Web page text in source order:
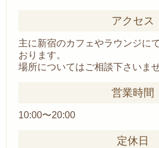
アクセス
主に新宿のカフェやラウンジに
おります。
場所についてはご相談下さいませ
営業時間
10:00〜20:00
定休日